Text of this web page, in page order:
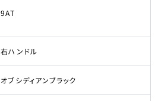
9AT
右ハンドル
オブシディアンブラック